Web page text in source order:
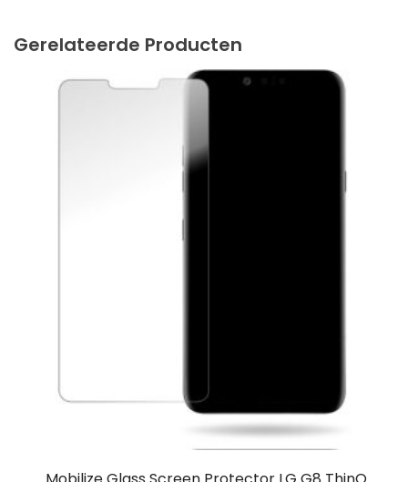
Gerelateerde Producten